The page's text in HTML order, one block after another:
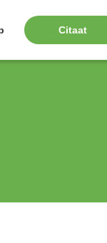
Citaat